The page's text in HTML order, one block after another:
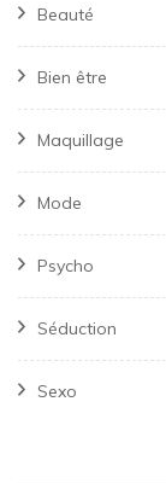
Beauté
Bien être
Maquillage
Mode
Psycho
Séduction
Sexo